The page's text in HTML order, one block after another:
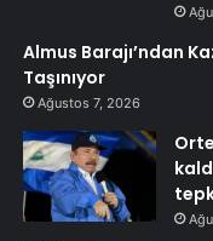
Almus Barajı’ndan
Taşınıyor
Ağustos 7, 2026